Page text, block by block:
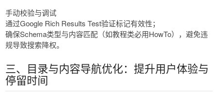
手动校验与调试
通过Google Rich Results Test验证标记有效性；
确保Schema类型与内容匹配（如教程类必用HowTo），避免违
规导致搜索降权。
三、目录与内容导航优化：提升用户体验与
停留时间